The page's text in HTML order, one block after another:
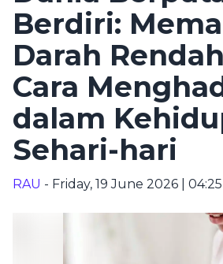
Berdiri:
Darah
Cara
dalam
Sehari-hari
RAU - Friday, 19 June 2026 |